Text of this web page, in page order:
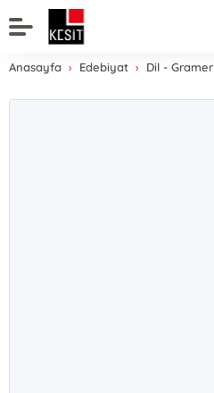
Anasayfa Edebiyat Dil - Gramer